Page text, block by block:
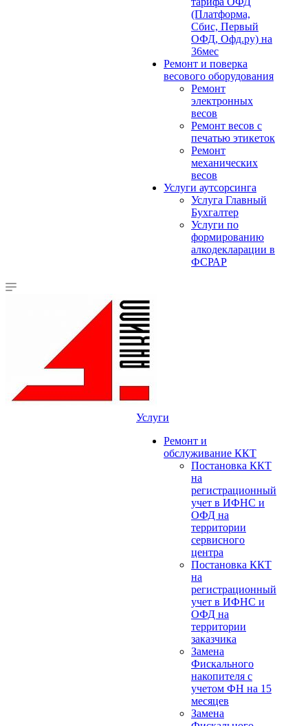
(Платформа,
Сбис, Первый
ОФД, Офд.ру) на
36мес
Ремонт и поверка
весового оборудования
Ремонт
электронных
весов
Ремонт весов с
печатью этикеток
Ремонт
механических
весов
Услуги аутсорсинга
Услуга Главный
Бухгалтер
Услуги по
формированию
алкодекларации в
ФСРАР
Услуги
Ремонт и
обслуживание ККТ
Постановка ККТ
на
регистрационный
учет в ИФНС и
ОФД на
территории
сервисного
центра
Постановка ККТ
на
регистрационный
учет в ИФНС и
ОФД на
территории
заказчика
Замена
Фискального
накопителя с
учетом ФН на 15
месяцев
Замена